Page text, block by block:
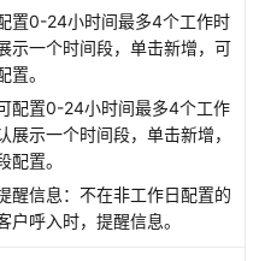
置0-24小时间最多4个工作时
示一个时间段，单击新增，可
置。
配置0-24小时间最多4个工作
展示一个时间段，单击新增，
配置。
醒信息：不在非工作日配置的
户呼入时，提醒信息。